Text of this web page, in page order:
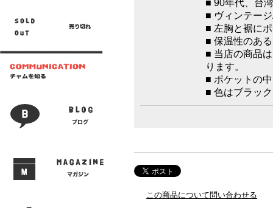
■ 90年代、台
■ ヴィンテー
■ 左胸と裾に
■ 保温性のあ
■ 当店の商品
ります。
■ ポケットの
■ 色はブラッ
この商品について問い合わせる